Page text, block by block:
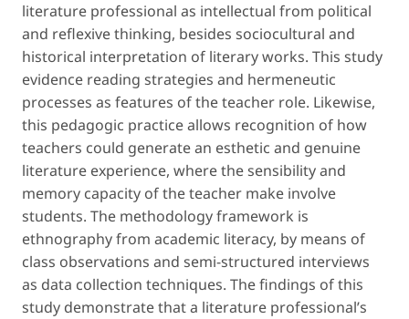
literature professional as intellectual from political
and reflexive thinking, besides sociocultural and
historical interpretation of literary works. This study
evidence reading strategies and hermeneutic
processes as features of the teacher role. Likewise,
this pedagogic practice allows recognition of how
teachers could generate an esthetic and genuine
literature experience, where the sensibility and
memory capacity of the teacher make involve
students. The methodology framework is
ethnography from academic literacy, by means of
class observations and semi-structured interviews
as data collection techniques. The findings of this
study demonstrate that a literature professional’s